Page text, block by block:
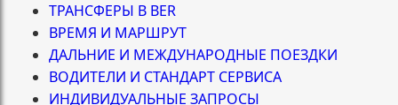
ТРАНСФЕРЫ В BER
ВРЕМЯ И МАРШРУТ
ДАЛЬНИЕ И МЕЖДУНАРОДНЫЕ ПОЕЗДКИ
ВОДИТЕЛИ И СТАНДАРТ СЕРВИСА
ИНДИВИДУАЛЬНЫЕ ЗАПРОСЫ